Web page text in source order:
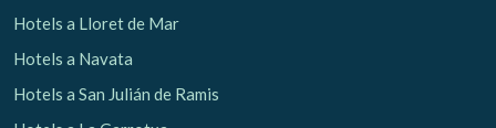
Hotels a Lloret de Mar
Hotels a Navata
Hotels a San Julián de Ramis